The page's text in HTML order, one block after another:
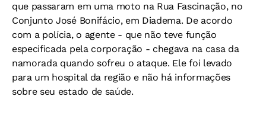
que passaram em uma moto na Rua Fascinação, no
Conjunto José Bonifácio, em Diadema. De acordo
com a polícia, o agente - que não teve função
especificada pela corporação - chegava na casa da
namorada quando sofreu o ataque. Ele foi levado
para um hospital da região e não há informações
sobre seu estado de saúde.